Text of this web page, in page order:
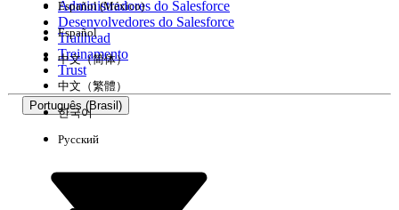
Experiência
Administradores do Salesforce
Desenvolvedores do Salesforce
Trailhead
Treinamento
Trust
Português (Brasil)
Español (México)
Español
中文（简体）
中文（繁體）
한국어
Русский